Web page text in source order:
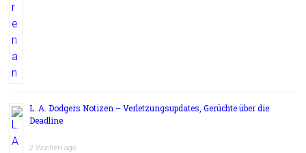
L. A. Dodgers Notizen – Verletzungsupdates, Gerüchte über die
Deadline
2 Wochen ago